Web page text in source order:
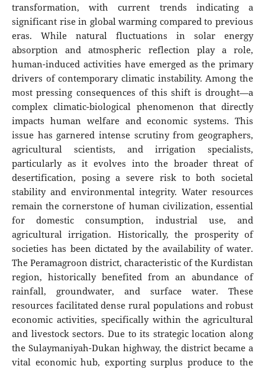
transformation, with current trends indicating a
significant rise in global warming compared to previous
eras. While natural fluctuations in solar energy
absorption and atmospheric reflection play a role,
human-induced activities have emerged as the primary
drivers of contemporary climatic instability. Among the
most pressing consequences of this shift is drought—a
complex climatic-biological phenomenon that directly
impacts human welfare and economic systems. This
issue has garnered intense scrutiny from geographers,
agricultural scientists, and irrigation specialists,
particularly as it evolves into the broader threat of
desertification, posing a severe risk to both societal
stability and environmental integrity. Water resources
remain the cornerstone of human civilization, essential
for domestic consumption, industrial use, and
agricultural irrigation. Historically, the prosperity of
societies has been dictated by the availability of water.
The Peramagroon district, characteristic of the Kurdistan
region, historically benefited from an abundance of
rainfall, groundwater, and surface water. These
resources facilitated dense rural populations and robust
economic activities, specifically within the agricultural
and livestock sectors. Due to its strategic location along
the Sulaymaniyah-Dukan highway, the district became a
vital economic hub, exporting surplus produce to the